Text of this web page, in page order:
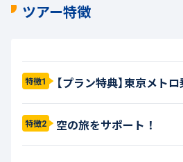
ツアー特徴
特徴1 【プラン特典】東京メト
特徴2 空の旅をサポート！